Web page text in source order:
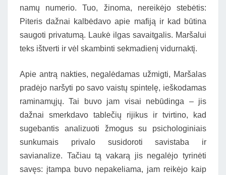
namų numerio. Tuo, žinoma, nereikėjo stebėtis:
Piteris dažnai kalbėdavo apie mafiją ir kad būtina
saugoti privatumą. Laukė ilgas savaitgalis. Maršalui
teks ištverti ir vėl skambinti sekmadienį vidurnaktį.
Apie antrą nakties, negalėdamas užmigti, Maršalas
pradėjo naršyti po savo vaistų spintelę, ieškodamas
raminamųjų. Tai buvo jam visai nebūdinga – jis
dažnai smerkdavo tablečių rijikus ir tvirtino, kad
sugebantis analizuoti žmogus su psichologiniais
sunkumais privalo susidoroti savistaba ir
savianalize. Tačiau tą vakarą jis negalėjo tyrinėti
savęs: įtampa buvo nepakeliama, jam reikėjo kaip